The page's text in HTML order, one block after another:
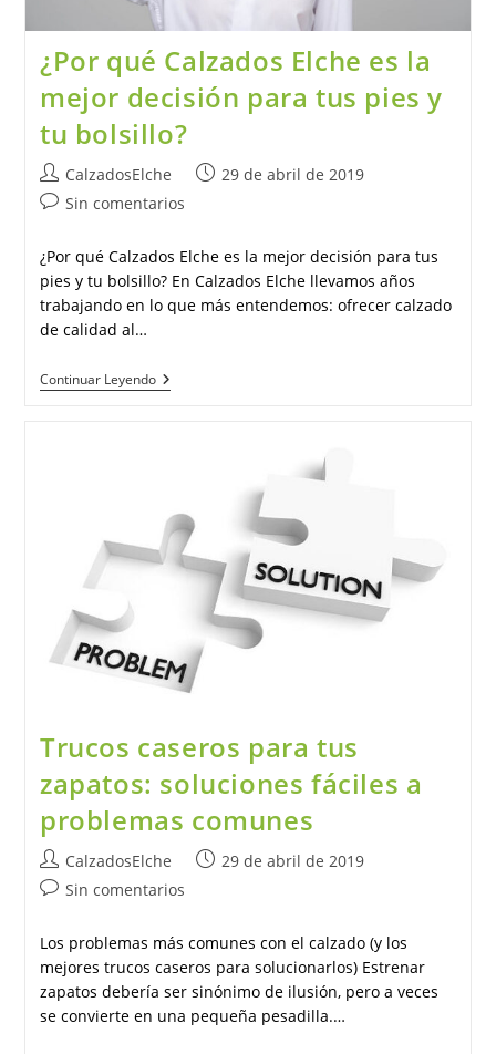
¿Por qué Calzados Elche es la
mejor decisión para tus pies y
tu bolsillo?
Autor
de
CalzadosElche
Publicación
29 de abril de 2019
Comentarios
la
entrada:
Sin comentarios
¿Por qué Calzados Elche es la mejor decisión para tus
pies y tu bolsillo? En Calzados Elche llevamos años
trabajando en lo que más entendemos: ofrecer calzado
de calidad al…
Continuar Leyendo¿Por
Qué
Para
Tus
Pies
Bolsillo?
Trucos caseros para tus
zapatos: soluciones fáciles a
problemas comunes
Autor
de
CalzadosElche
Publicación
29 de abril de 2019
Comentarios
la
entrada:
Sin comentarios
Los problemas más comunes con el calzado (y los
mejores trucos caseros para solucionarlos) Estrenar
zapatos debería ser sinónimo de ilusión, pero a veces
se convierte en una pequeña pesadilla.…